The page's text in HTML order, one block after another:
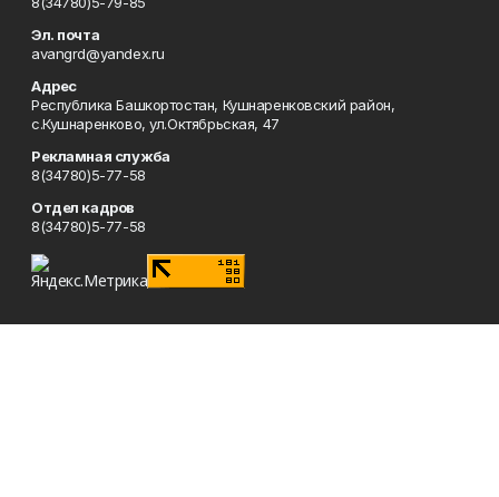
Эл. почта
avangrd@yandex.ru
Адрес
Республика Башкортостан, Кушнаренковский район,
с.Кушнаренково, ул.Октябрьская, 47
Рекламная служба
8(34780)5-77-58
Отдел кадров
8(34780)5-77-58